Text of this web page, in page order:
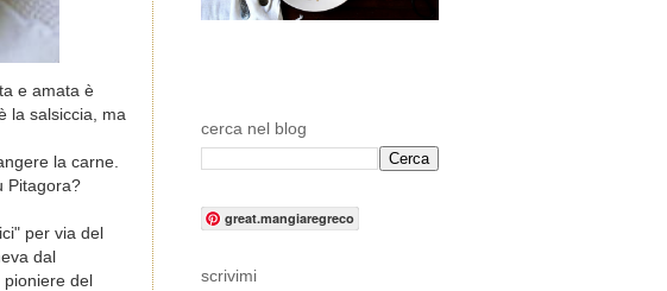
e amata è
la salsiccia, ma
la carne.
Pitagora?
per via del
dal
del
cerca nel blog
great.mangiaregreco
scrivimi